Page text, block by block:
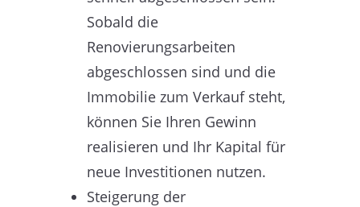
Sobald die
Renovierungsarbeiten
abgeschlossen sind und die
Immobilie zum Verkauf steht,
können Sie Ihren Gewinn
realisieren und Ihr Kapital für
neue Investitionen nutzen.
Steigerung der